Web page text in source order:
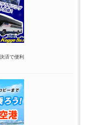
済で便利